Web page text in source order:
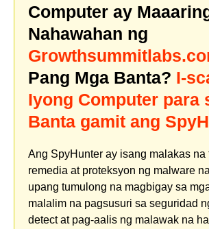
Computer ay
Nahawahan ng
Pang Mga Banta? I-
Iyong Computer para
Banta gamit ang
Ang SpyHunter ay isang malakas na
remedia at proteksyon ng malware
upang tumulong na magbigay sa
malalim na pagsusuri sa seguridad
detect at pag-aalis ng malawak na